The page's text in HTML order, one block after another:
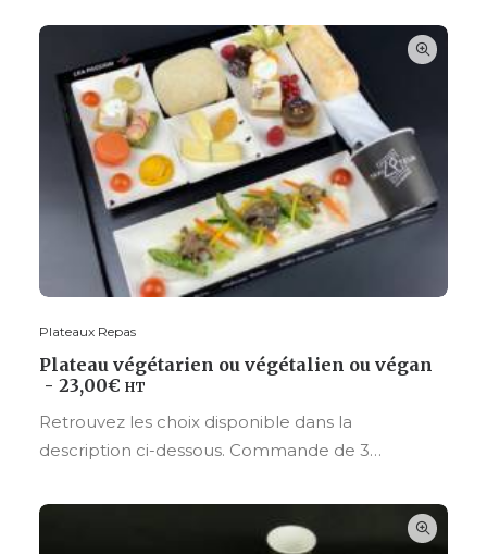
Plateaux Repas
Plateau végétarien ou végétalien ou végan
23,00€ HT
Retrouvez les choix disponible dans la
description ci-dessous. Commande de 3…